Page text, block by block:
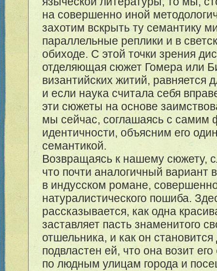
на совершенно иной
захотим вскрыть ту семантику
параллельные реплики и в
обиходе. С этой точки зрения
отделяющая сюжет Гомера или
византийских житий, равняется
и если наука считала себя
эти сюжеты на основе
мы сейчас, соглашаясь с самим
идентичности, объясним его
семантикой.
Возвращаясь к нашему сюжету,
что почти аналогичный вариант
в индусском романе,
натуралистического пошиба.
рассказывается, как одна
заставляет пасть знаменитого
отшельника, и как он
подвластен ей, что она возит
по людным улицам города и